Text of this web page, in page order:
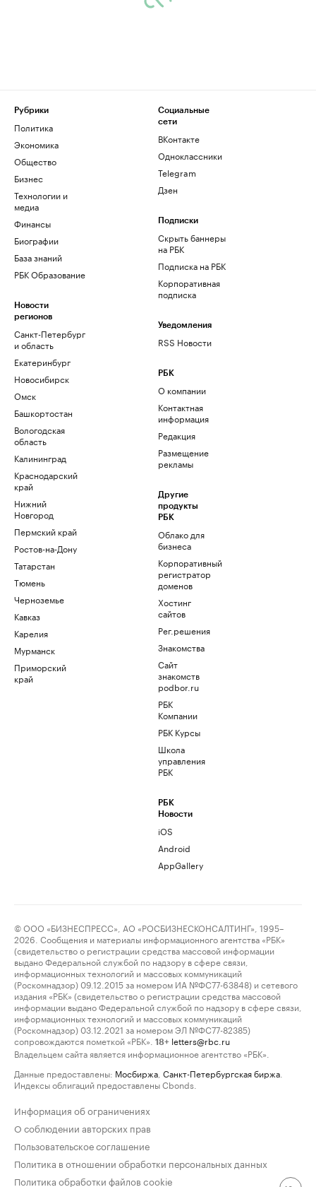
Рубрики
Политика
Экономика
Общество
Бизнес
Технологии и
медиа
Финансы
Биографии
База знаний
РБК Образование
Новости
регионов
Санкт-Петербург
и область
Екатеринбург
Новосибирск
Омск
Башкортостан
Вологодская
область
Калининград
Краснодарский
край
Нижний
Новгород
Пермский край
Ростов-на-Дону
Татарстан
Тюмень
Черноземье
Кавказ
Карелия
Мурманск
Приморский
край
Социальные
сети
ВКонтакте
Одноклассники
Telegram
Дзен
Подписки
Скрыть баннеры
на РБК
Подписка на РБК
Корпоративная
подписка
Уведомления
RSS Новости
РБК
О компании
Контактная
информация
Редакция
Размещение
рекламы
Другие
продукты
РБК
Облако для
бизнеса
Корпоративный
регистратор
доменов
Хостинг
сайтов
Рег.решения
Знакомства
Сайт
знакомств
podbor.ru
РБК
Компании
РБК Курсы
Школа
управления
РБК
РБК
Новости
iOS
Android
AppGallery
© ООО «БИЗНЕСПРЕСС», АО «РОСБИЗНЕСКОНСАЛТИНГ», 1995–
2026. Сообщения и материалы информационного агентства «РБК»
(свидетельство о регистрации средства массовой информации
выдано Федеральной службой по надзору в сфере связи,
информационных технологий и массовых коммуникаций
(Роскомнадзор) 09.12.2015 за номером ИА №ФС77-63848) и сетевого
издания «РБК» (свидетельство о регистрации средства массовой
информации выдано Федеральной службой по надзору в сфере связи,
информационных технологий и массовых коммуникаций
(Роскомнадзор) 03.12.2021 за номером ЭЛ №ФС77-82385)
сопровождаются пометкой «РБК».
18+ letters@rbc.ru
Владельцем сайта является информационное агентство «РБК».
Данные предоставлены: Мосбиржа Санкт-Петербургская биржа
Индексы облигаций предоставлены Cbonds.
Информация об ограничениях
О соблюдении авторских прав
Пользовательское соглашение
Политика в отношении обработки персональных данных
Политика обработки файлов cookie